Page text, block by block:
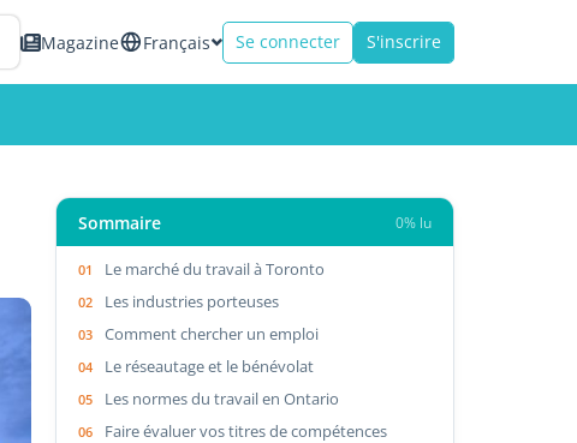
Magazine Français Se connecter S'inscrire
Sommaire 0% lu
Le marché du travail à Toronto
Les industries porteuses
Comment chercher un emploi
Le réseautage et le bénévolat
Les normes du travail en Ontario
Faire évaluer vos titres de compétences